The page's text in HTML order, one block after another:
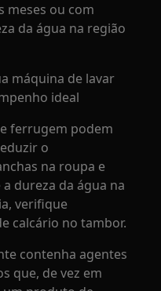
meses ou com
da água na região
máquina de lavar
ideal
ferrugem podem
o
na roupa e
dureza da água na
verifique
calcário no tambor.
contenha agentes
que, de vez em